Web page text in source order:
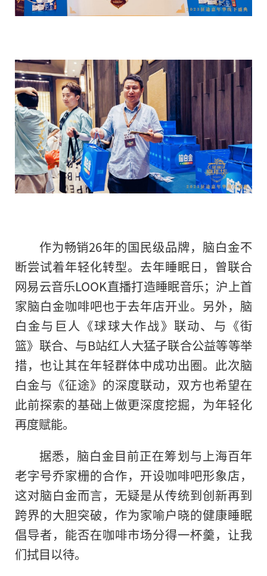
作为畅销26年的国民级品牌，脑白金不
断尝试着年轻化转型。去年睡眠日，曾联合
网易云音乐LOOK直播打造睡眠音乐；沪上首
家脑白金咖啡吧也于去年店开业。另外，脑
白金与巨人《球球大作战》联动、与《街
篮》联合、与B站红人大猛子联合公益等等举
措，也让其在年轻群体中成功出圈。此次脑
白金与《征途》的深度联动，双方也希望在
此前探索的基础上做更深度挖掘，为年轻化
再度赋能。
据悉，脑白金目前正在筹划与上海百年
老字号乔家栅的合作，开设咖啡吧形象店，
这对脑白金而言，无疑是从传统到创新再到
跨界的大胆突破，作为家喻户晓的健康睡眠
倡导者，能否在咖啡市场分得一杯羹，让我
们拭目以待。